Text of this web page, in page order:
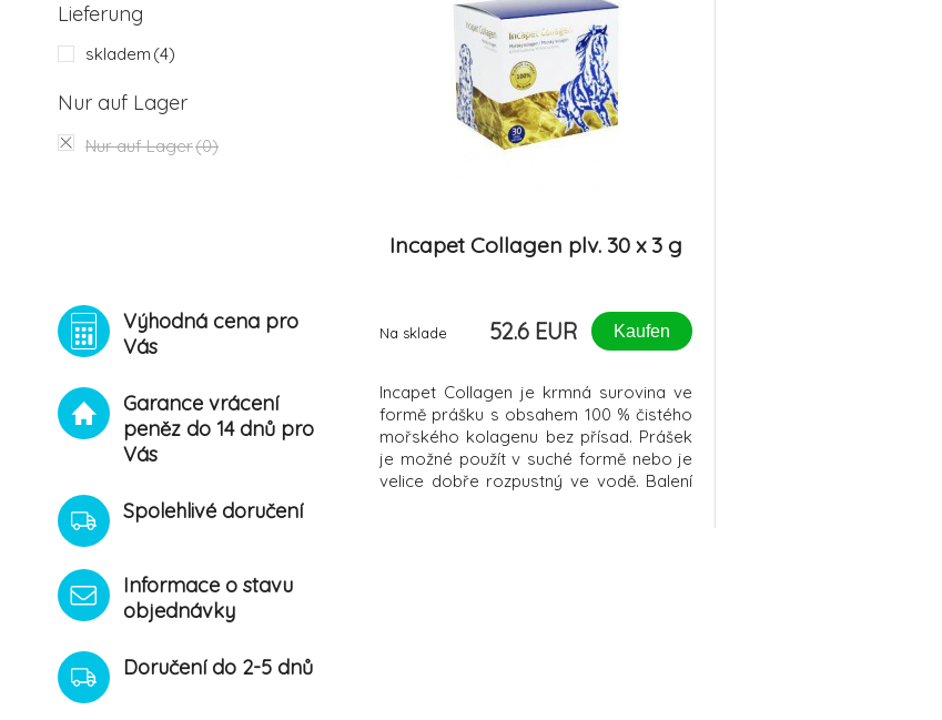
Lieferung
skladem (4)
Nur auf Lager
Nur auf Lager(0)
Výhodná cena pro
Vás
Garance vrácení
peněz do 14 dnů pro
Vás
Spolehlivé doručení
Informace o stavu
objednávky
Doručení do 2-5 dnů
Incapet Collagen plv. 30 x 3 g
Na sklade 52.6 EUR Kaufen
Incapet Collagen je krmná surovina ve
formě prášku s obsahem 100 % čistého
mořského kolagenu bez přísad. Prášek
je možné použít v suché formě nebo je
velice dobře rozpustný ve vodě. Balení